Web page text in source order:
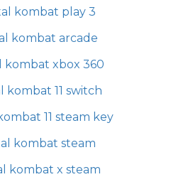
kombat play 3
kombat arcade
kombat xbox 360
kombat 11 switch
11 steam key
kombat steam
kombat x steam